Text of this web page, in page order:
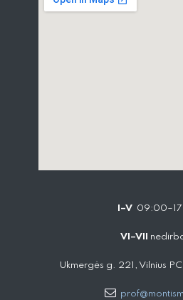
I–V
VI–VII
Ukmergės g. 221, Vilnius